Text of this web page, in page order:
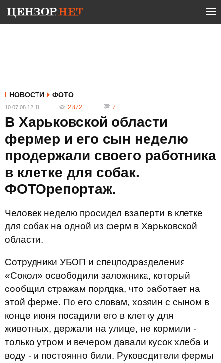
НОВОСТИ ФОТО
10.07.08 12:11 2 872 7
В Харьковской области
фермер и его сын неделю
продержали своего работника
в клетке для собак.
ФОТОрепортаж.
Человек неделю просидел взаперти в клетке
для собак на одной из ферм в Харьковской
области.
Сотрудники УБОП и спецподразделения
«Сокол» освободили заложника, который
сообщил стражам порядка, что работает на
этой ферме. По его словам, хозяин с сыном в
конце июня посадили его в клетку для
животных, держали на улице, не кормили -
только утром и вечером давали кусок хлеба и
воду - и постоянно били. Руководители фермы